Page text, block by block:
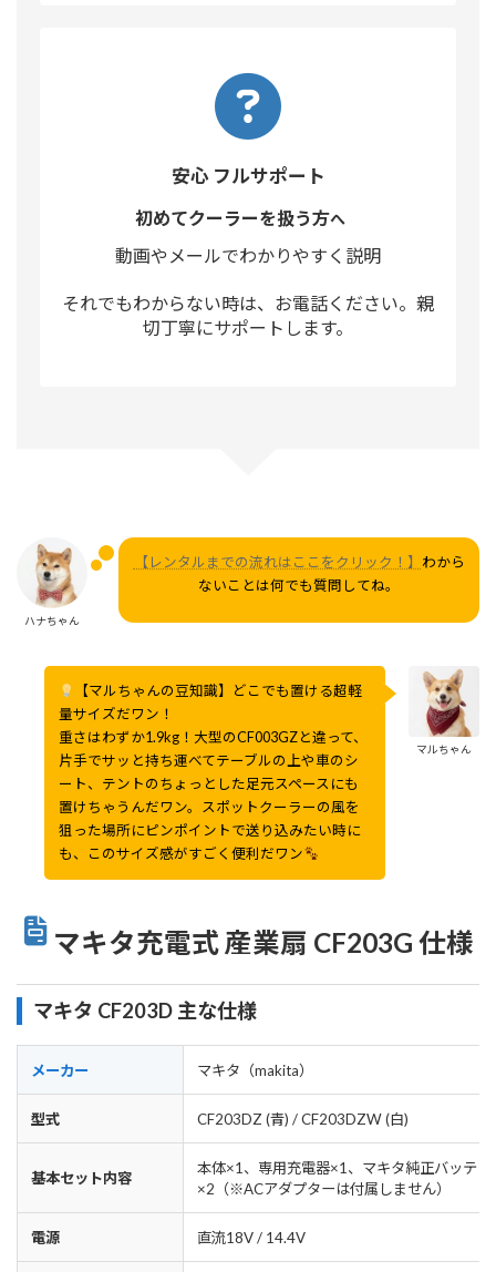
安心 フルサポート
初めてクーラーを扱う方へ
動画やメールでわかりやすく説明
それでもわからない時は、お電話ください。親
切丁寧にサポートします。
ハナちゃん
【レンタルまでの流れはここをクリック！】 わから
ないことは何でも質問してね。
マルちゃん
【マルちゃんの豆知識】どこでも置ける超軽
量サイズだワン！
重さはわずか1.9kg！大型のCF003GZと違って、
片手でサッと持ち運べてテーブルの上や車のシ
ート、テントのちょっとした足元スペースにも
置けちゃうんだワン。スポットクーラーの風を
狙った場所にピンポイントで送り込みたい時に
も、このサイズ感がすごく便利だワン
マキタ充電式 産業扇 CF203G 仕様
マキタ CF203D 主な仕様
メーカー マキタ（makita）
型式 CF203DZ (青) / CF203DZW (白)
基本セット内容
本体×1、専用充電器×1、マキタ純正バッテリ
×2（※ACアダプターは付属しません）
電源 直流18V / 14.4V